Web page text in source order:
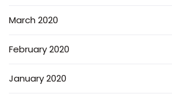
March 2020
February 2020
January 2020